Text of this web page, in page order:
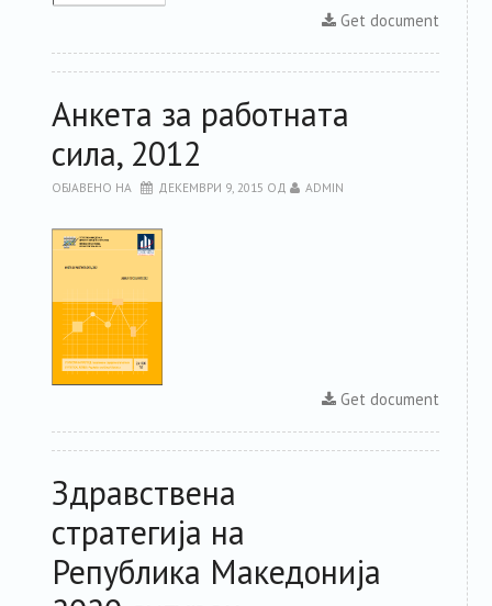
Get document
Анкета за работната
сила, 2012
ОБЈАВЕНО НА ДЕКЕМВРИ 9, 2015 ОД ADMIN
Get document
Здравствена
стратегија на
Република Македонија